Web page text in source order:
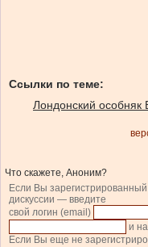
Ссылки по теме:
Лондонский особняк
Что скажете, Аноним?
Если Вы зарегистрированный
дискуссии — введите
свой логин (email)
и
Если Вы еще не